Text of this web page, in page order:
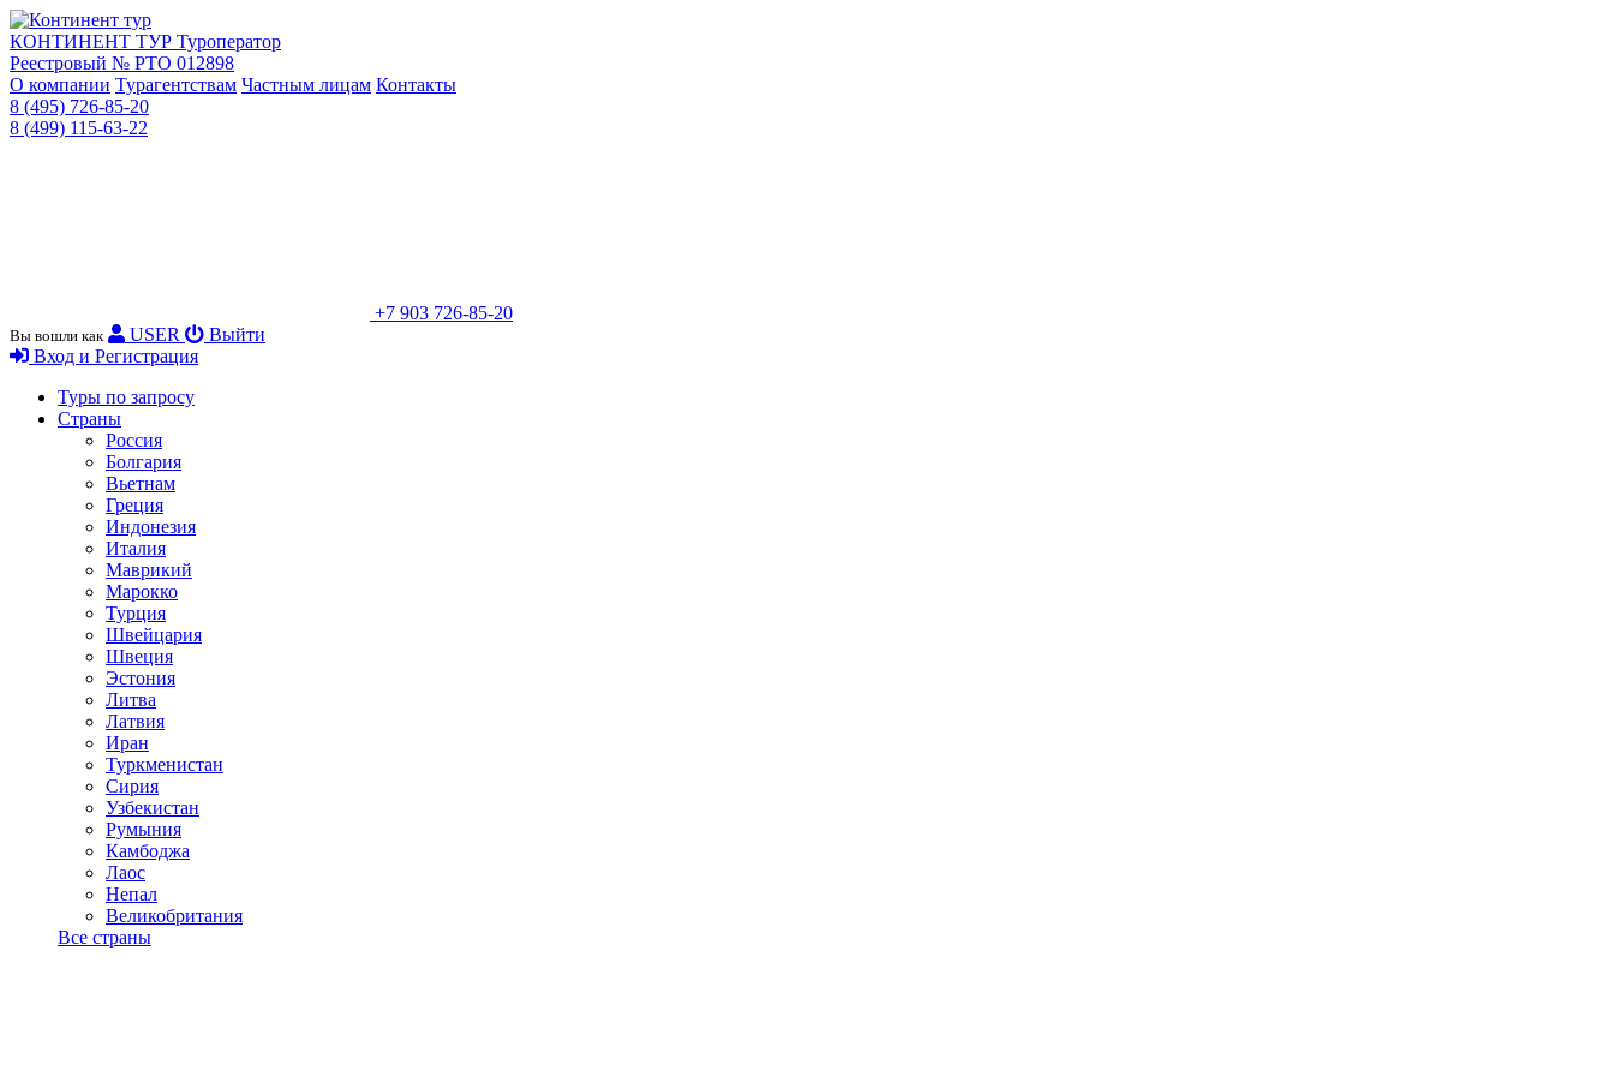
КОНТИНЕНТ ТУР Туроператор
Реестровый № РТО 012898
О компании Турагентствам Частным лицам Контакты
8 (495) 726-85-20
8 (499) 115-63-22
+7 903 726-85-20
Вы вошли как USER
Выйти
Вход и Регистрация
Туры по запросу
Страны
Россия
Болгария
Вьетнам
Греция
Индонезия
Италия
Маврикий
Марокко
Турция
Швейцария
Швеция
Эстония
Литва
Латвия
Иран
Туркменистан
Сирия
Узбекистан
Румыния
Камбоджа
Лаос
Непал
Великобритания
Все страны